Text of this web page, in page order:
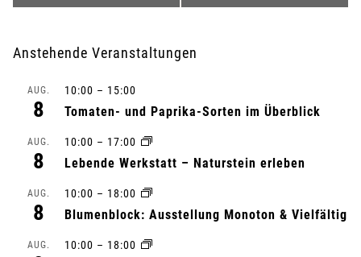
a
Anstehende Veranstaltungen
AUG.
8
10:00 – 15:00
Tomaten- und Paprika-Sorten im Überblick
AUG.
8
10:00 – 17:00
Lebende Werkstatt – Naturstein erleben
AUG.
8
10:00 – 18:00
Blumenblock: Ausstellung Monoton & Vielfältig
AUG. 10:00 – 18:00